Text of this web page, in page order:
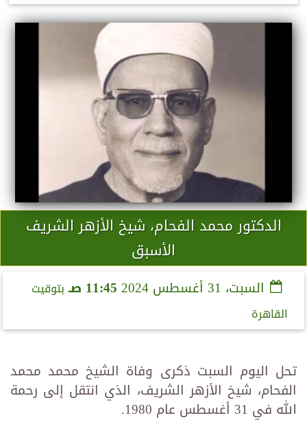
الدكتور محمد الفحام، شيخ الأزهر الشريف
الأسبق
السبت، 31 أغسطس 2024 11:45 صـ
بتوقيت
القاهرة
تحل اليوم السبت ذكرى وفاة الشيخ محمد محمد
الفحام، شيخ الأزهر الشريف، الذي انتقل إلى رحمة
الله في 31 أغسطس عام 1980.